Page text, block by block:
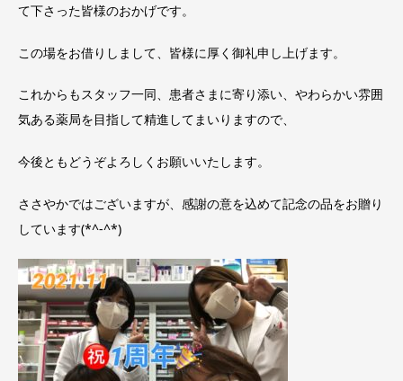
て下さった皆様のおかげです。
この場をお借りしまして、皆様に厚く御礼申し上げます。
これからもスタッフ一同、患者さまに寄り添い、やわらかい雰囲
気ある薬局を目指して精進してまいりますので、
今後ともどうぞよろしくお願いいたします。
ささやかではございますが、感謝の意を込めて記念の品をお贈り
しています(*^-^*)